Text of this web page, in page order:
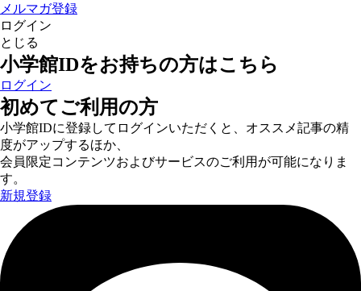
メルマガ登録
ログイン
とじる
小学館IDをお持ちの方はこちら
ログイン
初めてご利用の方
小学館IDに登録してログインいただくと、オススメ記事の精
度がアップするほか、
会員限定コンテンツおよびサービスのご利用が可能になりま
す。
新規登録